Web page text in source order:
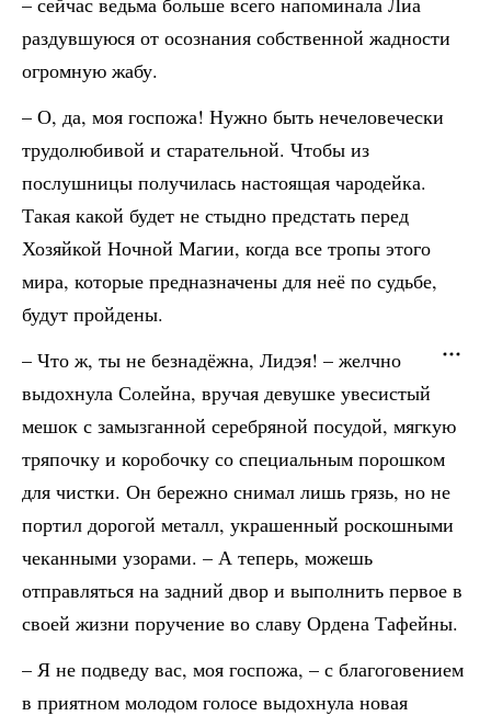
раздувшуюся от осознания собственной жадности
огромную жабу.
– О, да, моя госпожа! Нужно быть нечеловечески
трудолюбивой и старательной. Чтобы из
послушницы получилась настоящая чародейка.
Такая какой будет не стыдно предстать перед
Хозяйкой Ночной Магии, когда все тропы этого
мира, которые предназначены для неё по судьбе,
будут пройдены.
– Что ж, ты не безнадёжна, Лидэя! – желчно
выдохнула Солейна, вручая девушке увесистый
мешок с замызганной серебряной посудой, мягкую
тряпочку и коробочку со специальным порошком
для чистки. Он бережно снимал лишь грязь, но не
портил дорогой металл, украшенный роскошными
чеканными узорами. – А теперь, можешь
отправляться на задний двор и выполнить первое в
своей жизни поручение во славу Ордена Тафейны.
– Я не подведу вас, моя госпожа, – с благоговением
в приятном молодом голосе выдохнула новая